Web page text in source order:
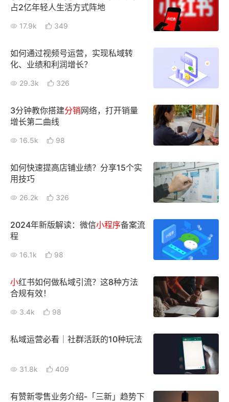
增长产品指南
智库 产品场景库
品牌消费观
新零售资讯
培训课程
私域课程
增长俱乐部
合作共进
入驻有赞
认证服务商 设计服务商
占2亿年轻人生活方式阵地
17.9k 349
如何通过视频号运营，实现私域转
化、业绩和利润增长？
29.3k 326
3分钟教你搭建分销网络，打开销量
增长第二曲线
16.5k 98
如何快速提高店铺业绩？分享15个实
用技巧
26.2k 326
2024年新版解读：微信小程序备案流
程
16.1k 98
小红书如何做私域引流？这8种方法
合规有效！
3.4k 98
私域运营必看｜社群活跃的10种玩法
31.8k 409
有赞新零售业务介绍-「三新」趋势下